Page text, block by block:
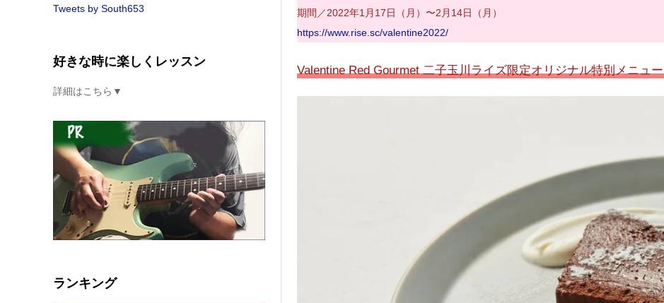
期間／2022年1月17日（月）〜2月14日（月）
https://www.rise.sc/valentine2022/
Valentine Red Gourmet 二子玉川ライズ限定オリジナル特別メニュー
Tweets by South653
好きな時に楽しくレッスン
詳細はこちら▼
ランキング